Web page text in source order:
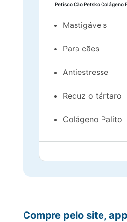
Petisco Cão Petsko Colágeno
Mastigáveis
Para cães
Antiestresse
Reduz o tártaro
Colágeno Palito
Compre pelo site,